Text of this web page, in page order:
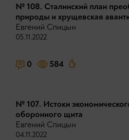
№ 108. Сталинский план
природы и хрущевская
Евгений Спицын
05.11.2022
0 584
№ 107. Истоки
оборонного щита
Евгений Спицын
04.11.2022